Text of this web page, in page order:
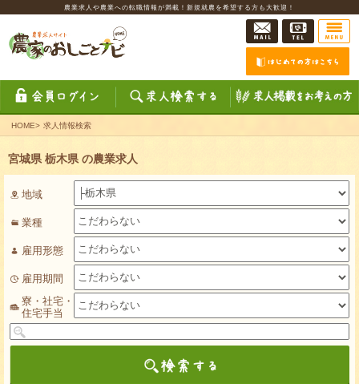
農業求人や農業への転職情報が満載！新規就農を希望する方も大歓迎！
HOME> 求人情報検索
宮城県 栃木県 の農業求人
地域
業種
雇用形態
雇用期間
寮・社宅・
住宅手当